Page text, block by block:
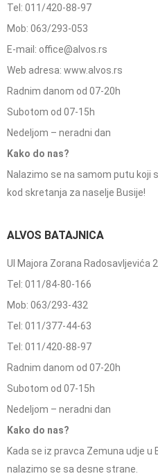
Tel: 011/420-88-97
Mob: 063/293-053
E-mail: office@alvos.rs
Web adresa: www.alvos.rs
Radnim danom od 07-20h
Subotom od 07-15h
Nedeljom – neradni dan
Kako do nas?
Nalazimo se na samom putu koji
kod skretanja za naselje Busije!
ALVOS BATAJNICA
Ul Majora Zorana Radosavljevića
Tel: 011/84-80-166
Mob: 063/293-432
Tel: 011/377-44-63
Tel: 011/420-88-97
Radnim danom od 07-20h
Subotom od 07-15h
Nedeljom – neradni dan
Kako do nas?
Kada se iz pravca Zemuna udje u
nalazimo se sa desne strane.